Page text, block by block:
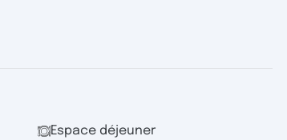
Espace déjeuner